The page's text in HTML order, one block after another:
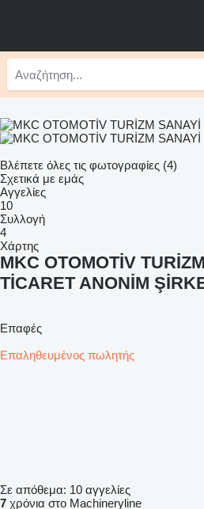
Βλέπετε όλες τις φωτογραφίες (4)
Σχετικά με εμάς
Αγγελίες
10
Συλλογή
4
Χάρτης
MKC OTOMOTİV
TİCARET ANONİM
Επαφές
Επαληθευμένος πωλητής
Σε απόθεμα: 10 αγγελίες
7 χρόνια στο Machineryline